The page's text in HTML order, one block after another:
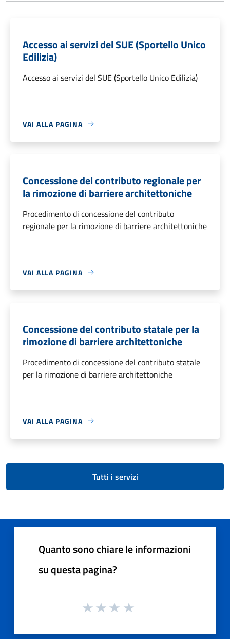
Accesso ai servizi del SUE (Sportello Unico
Edilizia)
Accesso ai servizi del SUE (Sportello Unico Edilizia)
VAI ALLA PAGINA
Concessione del contributo regionale per
la rimozione di barriere architettoniche
Procedimento di concessione del contributo
regionale per la rimozione di barriere architettoniche
VAI ALLA PAGINA
Concessione del contributo statale per la
rimozione di barriere architettoniche
Procedimento di concessione del contributo statale
per la rimozione di barriere architettoniche
VAI ALLA PAGINA
Tutti i servizi
Quanto sono chiare le informazioni
su questa pagina?